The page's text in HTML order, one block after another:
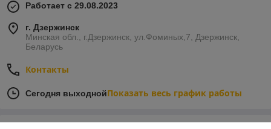
Работает с 29.08.2023
г. Дзержинск
Минская обл., г.Дзержинск, ул.Фоминых,7, Дзержинск,
Беларусь
Контакты
Сегодня выходнойПоказать весь график работы